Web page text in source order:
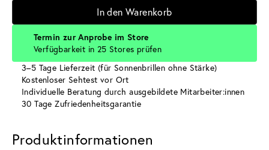
In den Warenkorb
Termin zur Anprobe im Store
Verfügbarkeit in 25 Stores prüfen
3–5 Tage Lieferzeit (für Sonnenbrillen ohne Stärke)
Kostenloser Sehtest vor Ort
Individuelle Beratung durch ausgebildete Mitarbeiter:innen
30 Tage Zufriedenheitsgarantie
Produktinformationen